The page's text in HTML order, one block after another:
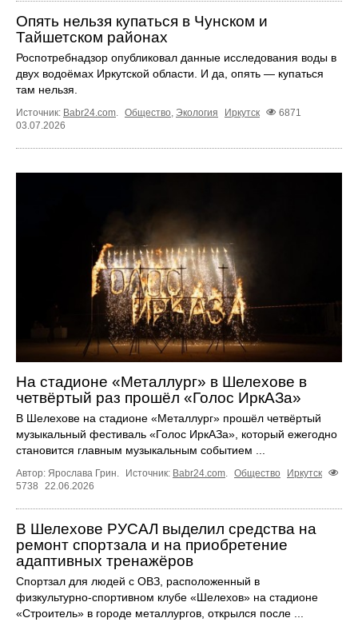
Опять нельзя купаться в Чунском и
Тайшетском районах
Роспотребнадзор опубликовал данные исследования воды в
двух водоёмах Иркутской области. И да, опять — купаться
там нельзя.
Источник: Babr24.com. Общество, Экология Иркутск
6871
03.07.2026
На стадионе «Металлург» в Шелехове в
четвёртый раз прошёл «Голос ИркАЗа»
В Шелехове на стадионе «Металлург» прошёл четвёртый
музыкальный фестиваль «Голос ИркАЗа», который ежегодно
становится главным музыкальным событием ...
Автор: Ярослава Грин. Источник: Babr24.com. Общество
Иркутск
5738
22.06.2026
В Шелехове РУСАЛ выделил средства на
ремонт спортзала и на приобретение
адаптивных тренажёров
Спортзал для людей с ОВЗ, расположенный в
физкультурно‑спортивном клубе «Шелехов» на стадионе
«Строитель» в городе металлургов, открылся после ...